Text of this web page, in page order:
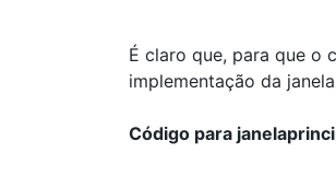
É claro que, para que o
implementação da
Código para